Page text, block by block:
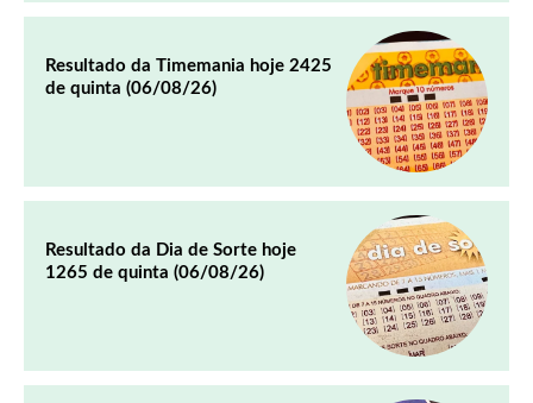
Resultado da Timemania hoje 2425
de quinta (06/08/26)
Resultado da Dia de Sorte hoje
1265 de quinta (06/08/26)